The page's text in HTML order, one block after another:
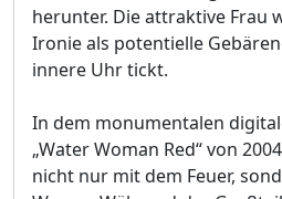
herunter. Die attraktive Frau
Ironie als potentielle
innere Uhr tickt.
In dem monumentalen
„Water Woman Red“ von
nicht nur mit dem Feuer,